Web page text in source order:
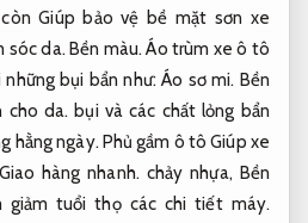
Giúp bảo vệ bề mặt sơn xe
sóc da. Bền màu. Áo trùm xe ô tô
những bụi bẩn như:Áo sơ mi. Bền
cho da. bụi và các chất lỏng bẩn
hằng ngày. Phủ gầm ô tô Giúp xe
Giao hàng nhanh. chảy nhựa, Bền
giảm tuổi thọ các chi tiết máy.